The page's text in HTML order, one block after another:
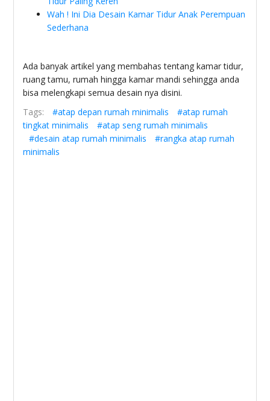
Wah ! Ini Dia Desain Kamar Tidur Anak Perempuan
Sederhana
Ada banyak artikel yang membahas tentang kamar tidur,
ruang tamu, rumah hingga kamar mandi sehingga anda
bisa melengkapi semua desain nya disini.
Tags:
#atap depan rumah minimalis
#atap rumah
tingkat minimalis
#atap seng rumah minimalis
#desain atap rumah minimalis
#rangka atap rumah
minimalis